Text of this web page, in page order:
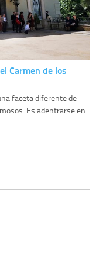
Carmen de los
faceta diferente de
Es adentrarse en